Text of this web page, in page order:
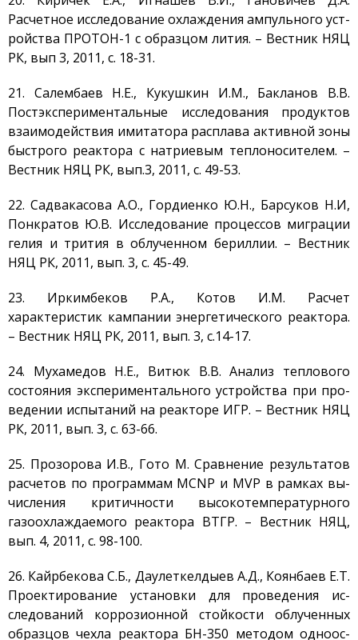
Расчетное исследование охлаждения ампульного уст-
ройства ПРОТОН-1 с образцом лития. – Вестник НЯЦ
РК, вып 3, 2011, с. 18-31.
21. Салембаев Н.Е., Кукушкин И.М., Бакланов В.В.
Постэкспериментальные исследования продуктов
взаимодействия имитатора расплава активной зоны
быстрого реактора с натриевым теплоносителем. –
Вестник НЯЦ РК, вып.3, 2011, с. 49-53.
22. Садвакасова А.О., Гордиенко Ю.Н., Барсуков Н.И,
Понкратов Ю.В. Исследование процессов миграции
гелия и трития в облученном бериллии. – Вестник
НЯЦ РК, 2011, вып. 3, с. 45-49.
23. Иркимбеков Р.А., Котов И.М. Расчет
характеристик кампании энергетического реактора.
– Вестник НЯЦ РК, 2011, вып. 3, с.14-17.
24. Мухамедов Н.Е., Витюк В.В. Анализ теплового
состояния экспериментального устройства при про-
ведении испытаний на реакторе ИГР. – Вестник НЯЦ
РК, 2011, вып. 3, с. 63-66.
25. Прозорова И.В., Гото М. Сравнение результатов
расчетов по программам MCNP и MVP в рамках вы-
числения критичности высокотемпературного
газоохлаждаемого реактора ВТГР. – Вестник НЯЦ,
вып. 4, 2011, с. 98-100.
26. Кайрбекова С.Б., Даулеткелдыев А.Д., Коянбаев Е.Т.
Проектирование установки для проведения ис-
следований коррозионной стойкости облученных
образцов чехла реактора БН-350 методом одноос-